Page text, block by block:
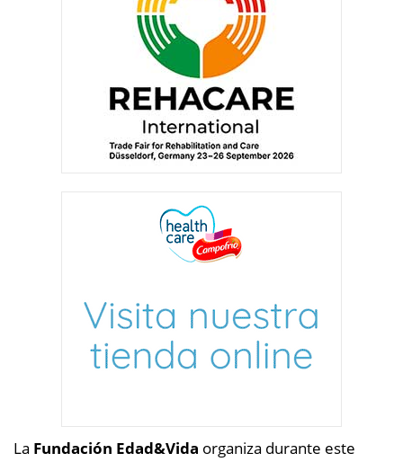
La Fundación Edad&Vida organiza durante este